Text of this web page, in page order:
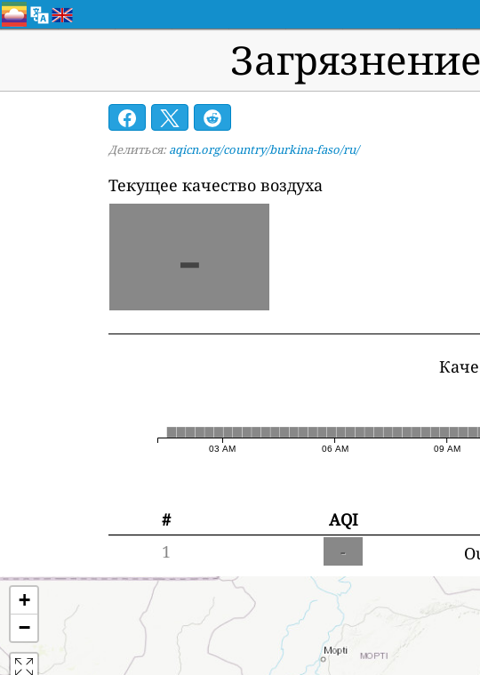
Делиться: aqicn.org/country/burkina-faso/ru/
Текущее качество воздуха
-
03 AM 06 AM 09 AM
# AQI
1
-
+
−